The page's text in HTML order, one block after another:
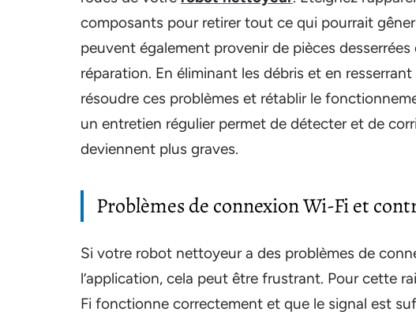
composants pour retirer tout ce qui pourrait
peuvent également provenir de pièces
réparation. En éliminant les débris et en
résoudre ces problèmes et rétablir le
un entretien régulier permet de détecter et de
deviennent plus graves.
Problèmes de connexion Wi-Fi et
Si votre robot nettoyeur a des problèmes de
l’application, cela peut être frustrant. Pour cette
Fi fonctionne correctement et que le signal est